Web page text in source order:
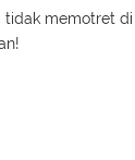
tidak memotret di